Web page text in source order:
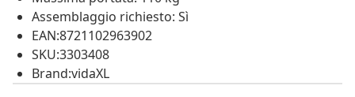
Assemblaggio richiesto: Sì
EAN:8721102963902
SKU:3303408
Brand:vidaXL